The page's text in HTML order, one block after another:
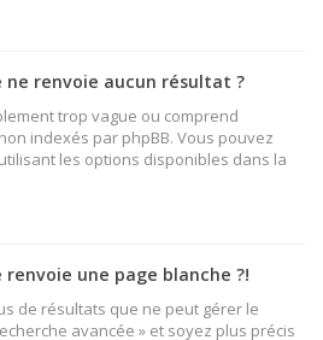
ne renvoie aucun résultat ?
trop vague ou comprend
indexés par phpBB. Vous pouvez
les options disponibles dans la
une page blanche ?!
de résultats que ne peut gérer le
avancée » et soyez plus précis